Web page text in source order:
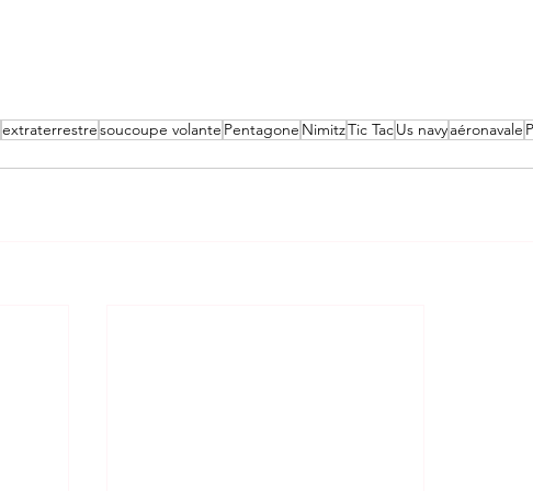
extraterrestresoucoupe volante Pentagone NimitzTic TacUs navyaéronavale